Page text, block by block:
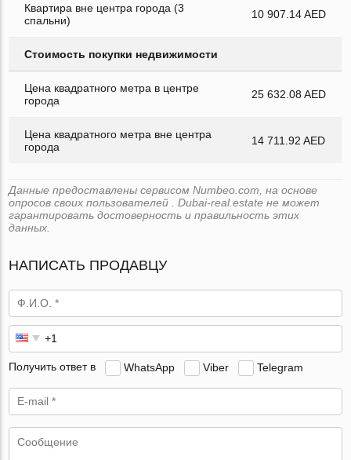
Квартира вне центра города (3
спальни)
10 907.14 AED
Стоимость покупки недвижимости
Цена квадратного метра в центре
города
25 632.08 AED
Цена квадратного метра вне центра
города
14 711.92 AED
Данные предоставлены сервисом Numbeo.com, на основе
опросов своих пользователей . Dubai-real.estate не может
гарантировать достоверность и правильность этих
данных.
НАПИСАТЬ ПРОДАВЦУ
Получить ответ в WhatsApp Viber Telegram